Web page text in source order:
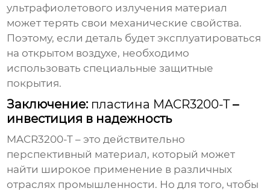
ультрафиолетового излучения материал
может терять свои механические свойства.
Поэтому, если деталь будет эксплуатироваться
на открытом воздухе, необходимо
использовать специальные защитные
покрытия.
Заключение: пластина MACR3200-T–
инвестиция в надежность
MACR3200-T – это действительно
перспективный материал, который может
найти широкое применение в различных
отраслях промышленности. Но для того, чтобы